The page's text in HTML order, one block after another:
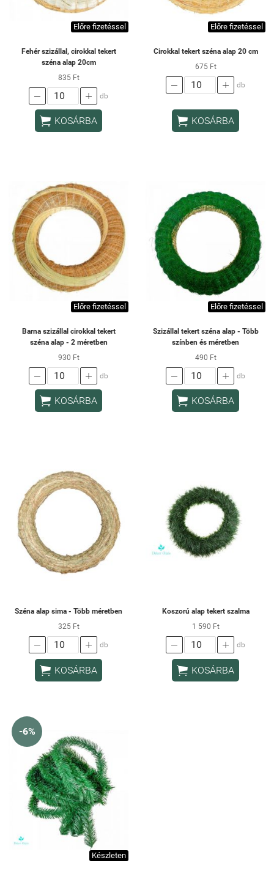
Előre fizetéssel
Fehér szizállal, cirokkal tekert
széna alap 20cm
835 Ft
  db
 KOSÁRBA
Előre fizetéssel
Cirokkal tekert széna alap 20 cm
675 Ft
  db
 KOSÁRBA
Előre fizetéssel
Barna szizállal cirokkal tekert
széna alap - 2 méretben
930 Ft
  db
 KOSÁRBA
Előre fizetéssel
Szizállal tekert széna alap - Több
színben és méretben
490 Ft
  db
 KOSÁRBA
Széna alap sima - Több méretben
325 Ft
  db
 KOSÁRBA
Koszorú alap tekert szalma
1 590 Ft
  db
 KOSÁRBA
-6%
Készleten